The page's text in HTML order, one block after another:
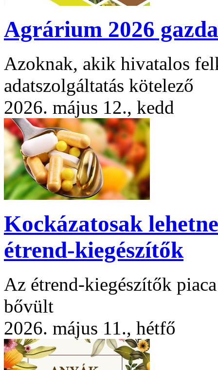
Agrárium 2026
Azoknak, akik hivatalos
adatszolgáltatás kötelező
2026. május 12., kedd
Kockázatosak
étrend-kiegészítők
Az étrend-kiegészítők
bővült
2026. május 11., hétfő